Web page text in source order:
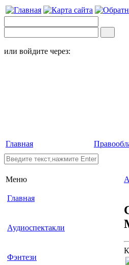
или войдите через:
Главная
Меню
Главная
Аудиоспектакли
Фэнтези